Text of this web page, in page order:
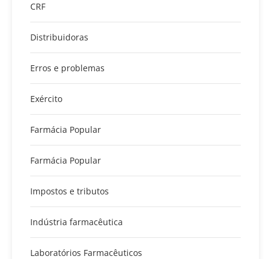
CRF
Distribuidoras
Erros e problemas
Exército
Farmácia Popular
Farmácia Popular
Impostos e tributos
Indústria farmacêutica
Laboratórios Farmacêuticos